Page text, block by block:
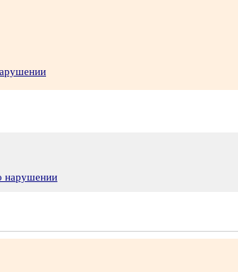
нарушении